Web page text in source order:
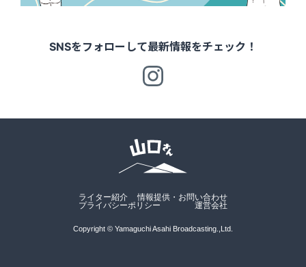
SNSをフォローして最新情報をチェック！
ライター紹介
情報提供・お問い合わせ
プライバシーポリシー
運営会社
Copyright © Yamaguchi Asahi Broadcasting.,Ltd.